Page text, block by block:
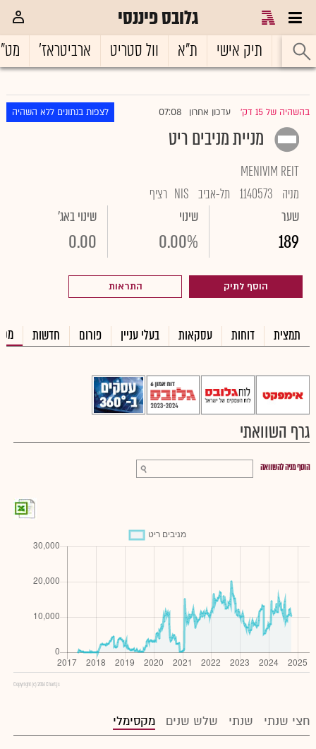
גלובס פיננסי
ראשי תיק אישי ת"א וול סטריט ארביטראז'
בהשהיה של 15 דק' עדכון אחרון 07:08 לצפות בנתונים ללא השהיה
מניית מניבים ריט
MENIVIM REIT
מניה 1140573 תל-אביב NIS רציף
שער
189
שינוי
0.00%
שינוי באג'
0.00
הוסף לתיק התראות
תמצית דוחות עסקאות בעלי עניין פורום חדשות
גרף השוואתי
הוסף מניה להשוואה
Copyright (c) 2016 Chart.js
חצי שנתי שנתי שלש שנים מקסימלי